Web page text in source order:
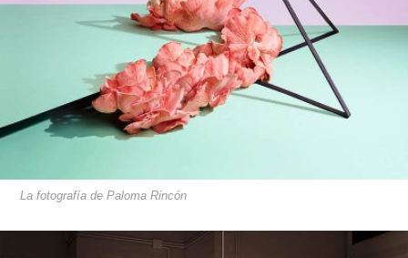
La fotografía de Paloma Rincón